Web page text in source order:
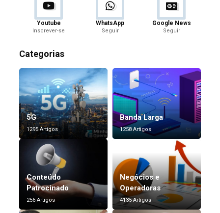
Youtube
Inscrever-se
WhatsApp
Seguir
Google News
Seguir
Categorias
5G
1295 Artigos
Banda Larga
1258 Artigos
Conteúdo
Patrocinado
256 Artigos
Negócios e
Operadoras
4135 Artigos